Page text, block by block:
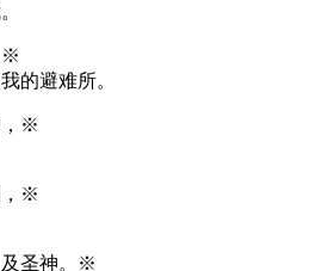
※
的避难所。
，※
，※
及圣神。※